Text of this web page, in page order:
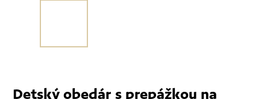
Detský obedár s prepážkou na